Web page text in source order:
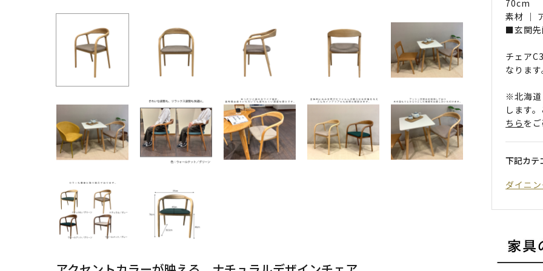
70cm
素材 ｜
■玄関
チェア
なりま
※北海道
します
ちら を
下記カテ
ダイニ